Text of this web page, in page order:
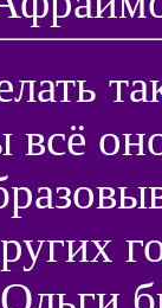
всё